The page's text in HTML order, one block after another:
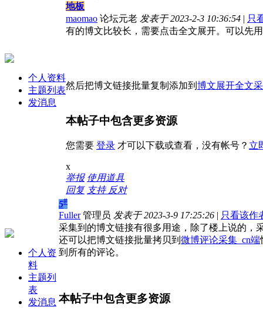
个人资料
主题列表
发消息
地板
maomao 论坛元老 发表于 2023-2-3 10:36:54 | 只
有的博文比较长，需要点击全文展开。可以先用
然后把博文链接批量复制添加到 博文展开全文
本帖子中包含更多资源
您需要 登录 才可以下载或查看，没有帐号？ 立
x
举报 使用道具
回复 支持 反对
个人资
料
主题列
表
发消息
5#
Fuller 管理员 发表于 2023-3-9 17:25:26 | 只看该作
采集到的博文链接有很多用途，除了楼上说的，
还可以把博文链接批量拷贝到 微博评论采集_cn端
到所有的评论。
本帖子中包含更多资源